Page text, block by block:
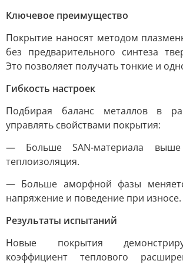
Ключевое преимущество
Покрытие наносят методом
без предварительного синтеза
Это позволяет получать тонкие и
Гибкость настроек
Подбирая баланс металлов в
управлять свойствами покрытия:
— Больше SAN-материала
теплоизоляция.
— Больше аморфной фазы
напряжение и поведение при износе.
Результаты испытаний
Новые покрытия
коэффициент теплового